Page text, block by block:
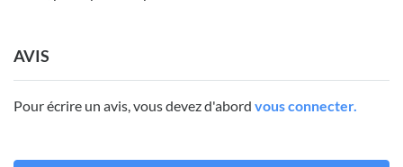
AVIS
Pour écrire un avis, vous devez d'abord vous connecter.